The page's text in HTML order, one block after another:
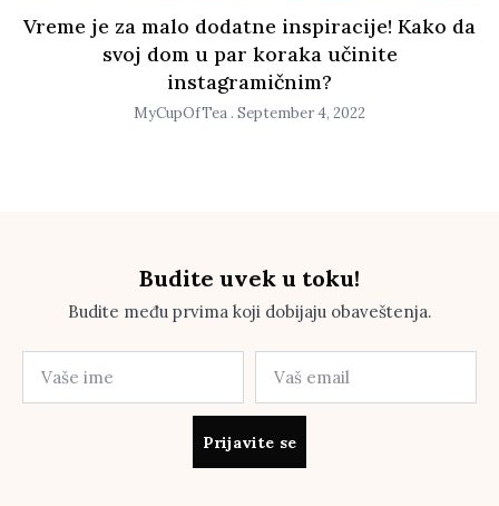
Vreme je za malo dodatne inspiracije! Kako da
svoj dom u par koraka učinite
instagramičnim?
MyCupOfTea September 4, 2022
Budite uvek u toku!
Budite među prvima koji dobijaju obaveštenja.
Prijavite se